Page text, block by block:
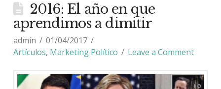
2016: El año en que
aprendimos a dimitir
admin
01/04/2017
Artículos, Marketing Político Leave a Comment